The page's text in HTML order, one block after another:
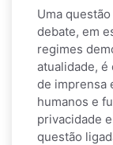
Uma
debate, em
regimes
atualidade,
de imprensa
humanos e
privacidade
questão